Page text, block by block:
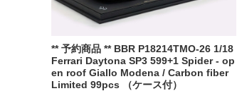
** 予約商品 ** BBR P18214TMO-26 1/18
Ferrari Daytona SP3 599+1 Spider - op
en roof Giallo Modena / Carbon fiber
Limited 99pcs （ケース付）